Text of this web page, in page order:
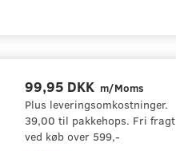
99,95 DKK m/Moms
Plus leveringsomkostninger.
39,00 til pakkehops. Fri fragt
ved køb over 599,-